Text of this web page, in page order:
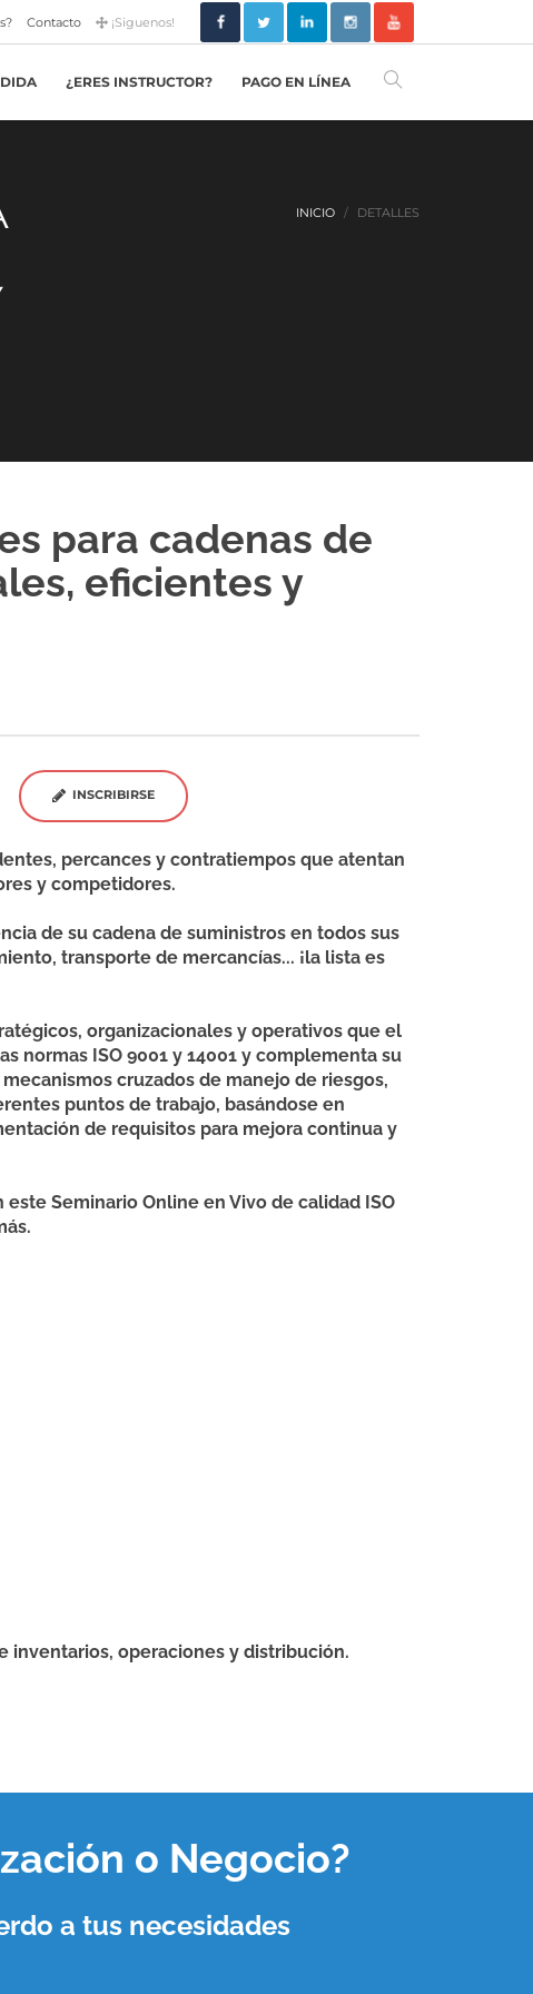
Contacto ¡Siguenos!
¿ERES INSTRUCTOR? PAGO EN LÍNEA
INICIO DETALLES
para cadenas de
eficientes y
INSCRIBIRSE
percances y contratiempos que atentan
y competidores.
de su cadena de suministros en todos sus
transporte de mercancías... ¡la lista es
organizacionales y operativos que el
normas ISO 9001 y 14001 y complementa su
cruzados de manejo de riesgos,
puntos de trabajo, basándose en
de requisitos para mejora continua y
este Seminario Online en Vivo de calidad ISO
inventarios, operaciones y distribución.
o Negocio?
a tus necesidades